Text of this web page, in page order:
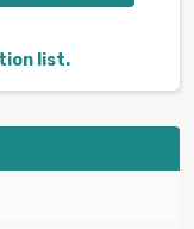
list.